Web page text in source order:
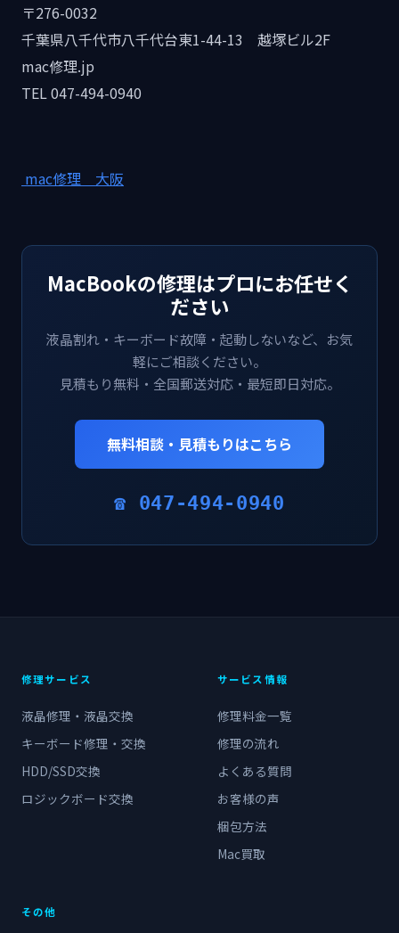
〒276-0032
千葉県八千代市八千代台東1-44-13 越塚ビル2F
mac修理.jp
TEL 047-494-0940
mac修理 大阪
MacBookの修理はプロにお任せく
ださい
液晶割れ・キーボード故障・起動しないなど、お気
軽にご相談ください。
見積もり無料・全国郵送対応・最短即日対応。
無料相談・見積もりはこちら
☎ 047-494-0940
修理サービス
液晶修理・液晶交換
キーボード修理・交換
HDD/SSD交換
ロジックボード交換
サービス情報
修理料金一覧
修理の流れ
よくある質問
お客様の声
梱包方法
Mac買取
その他